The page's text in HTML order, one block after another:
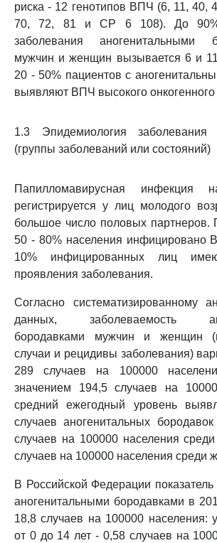
риска - 12 генотипов ВПЧ (6, 11, 40,
70, 72, 81 и СР 6 108). До 90%
заболевания аногенитальными
мужчин и женщин вызывается 6 и
20 - 50% пациентов с
выявляют ВПЧ высокого онкогенного
1.3 Эпидемиология заболевания
(группы заболеваний или состояний)
Папилломавирусная инфекция
регистрируется у лиц молодого
большое число половых
50 - 80% населения инфицировано
10% инфицированных лиц
проявления заболевания.
Согласно систематизированному
данных, заболеваемость
бородавками мужчин и женщин
случаи и рецидивы заболевания)
289 случаев на 100000
значением 194,5 случаев на
средний ежегодный уровень
случаев аногенитальных
случаев на 100000 населения
случаев на 100000 населения среди
В Российской Федерации показатель
аногенитальными бородавками в
18,8 случаев на 100000 населения:
от 0 до 14 лет - 0,58 случаев на